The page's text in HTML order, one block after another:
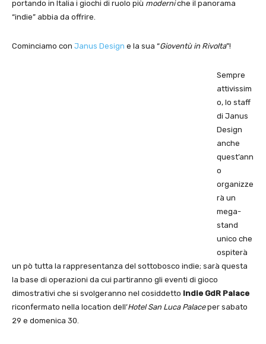
portando in Italia i giochi di ruolo più moderniche il panorama
“indie” abbia da offrire.
Cominciamo con Janus Design e la sua “Gioventù in Rivolta”!
Sempre
attivissim
o, lo staff
di Janus
Design
anche
quest’ann
o
organizze
rà un
mega-
stand
unico che
ospiterà
un pò tutta la rappresentanza del sottobosco indie; sarà questa
la base di operazioni da cui partiranno gli eventi di gioco
dimostrativi che si svolgeranno nel cosiddetto Indie GdR Palace
riconfermato nella location dell’Hotel San Luca Palaceper sabato
29 e domenica 30.